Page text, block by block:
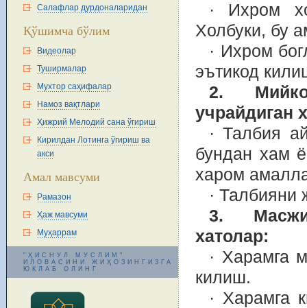
Салафлар дурдоналаридан
Қўшимча бўлим
Видеолар
Туширмалар
Мухтор саҳифалар
Намоз вақтлари
Ҳижрий Мелодий сана ўгириш
Кирилдан Лотинга ўгириш ва
акси
Амал мавсуми
Рамазон
Ҳаж мавсуми
Муҳаррам
"ҲИСНУЛ МУСЛИМ"
ИЛОВАСИНИ ЖИҲОЗИНГИЗГА
ЮКЛАБ ОЛИНГ
· Ихром
Холбуки, бу
· Ихром
эътикод
2.
учрайдиган
· Талбия
бундан хам
харом
· Талбияни
3.
хатолар:
· Харамга
килиш.
· Харамга